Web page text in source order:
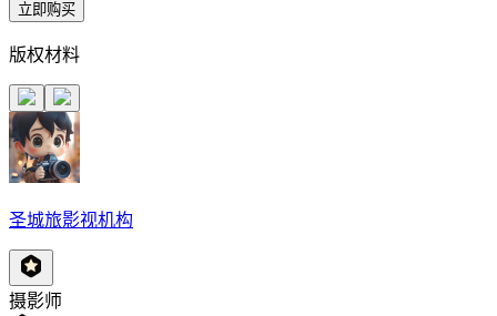
立即购买
版权材料
圣城旅影视机构
摄影师